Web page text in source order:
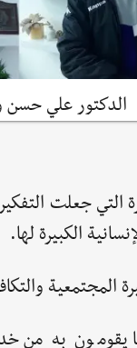
الدكتور علي حسن
التي جعلت
الكبيرة لها.
المجتمعية
يقومون به من